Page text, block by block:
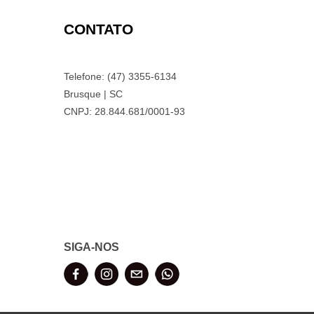
CONTATO
Telefone: (47) 3355-6134
Brusque | SC
CNPJ: 28.844.681/0001-93
SIGA-NOS